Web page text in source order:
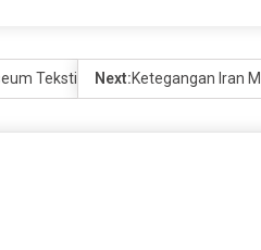
Tekstil Next:Ketegangan Iran